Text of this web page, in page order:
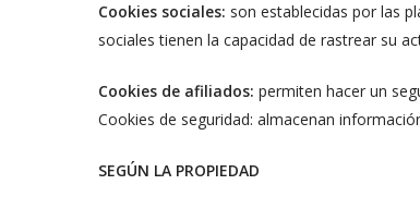
Cookies sociales: son establecidas por las
sociales tienen la capacidad de rastrear su
Cookies de afiliados: permiten hacer un
Cookies de seguridad: almacenan
SEGÚN LA PROPIEDAD